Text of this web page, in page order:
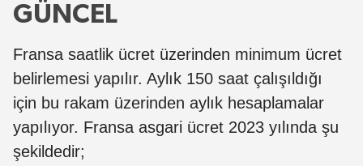
GÜNCEL
Fransa saatlik ücret üzerinden minimum ücret
belirlemesi yapılır. Aylık 150 saat çalışıldığı
için bu rakam üzerinden aylık hesaplamalar
yapılıyor. Fransa asgari ücret 2023 yılında şu
şekildedir;